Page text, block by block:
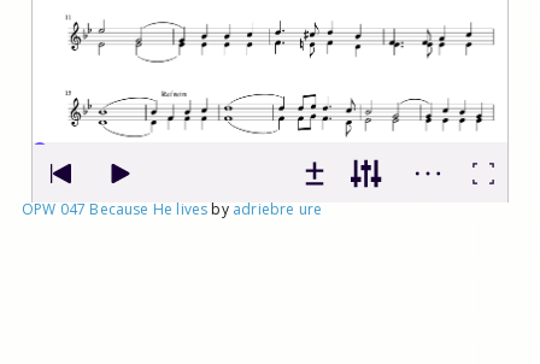
OPW 047 Because He lives by adriebre ure